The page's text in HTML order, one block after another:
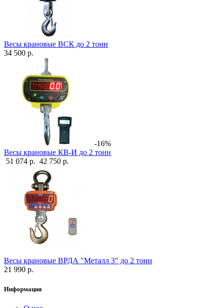
Весы крановые ВСК до 2 тонн
34 500 р.
-16%
Весы крановые КВ-И до 2 тонн
51 074 р. 42 750 р.
Весы крановые ВРДА "Металл 3" до 2 тонн
21 990 р.
Информация